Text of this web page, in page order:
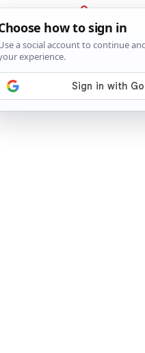
PRIJAVA